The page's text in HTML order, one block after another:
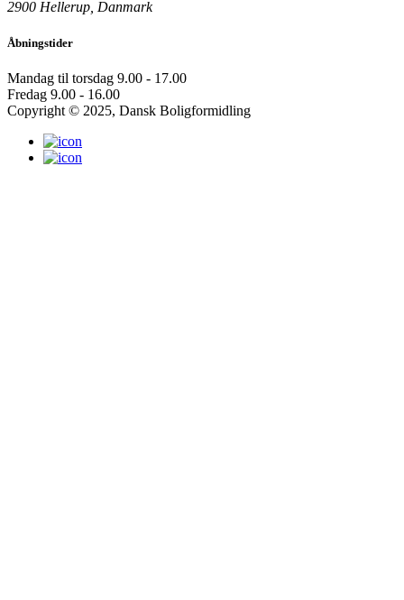
2900 Hellerup, Danmark
Åbningstider
Mandag til torsdag 9.00 - 17.00
Fredag 9.00 - 16.00
Copyright © 2025, Dansk Boligformidling